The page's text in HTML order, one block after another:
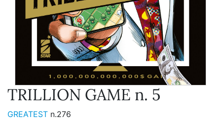
TRILLION GAME n. 5
GREATEST n.276